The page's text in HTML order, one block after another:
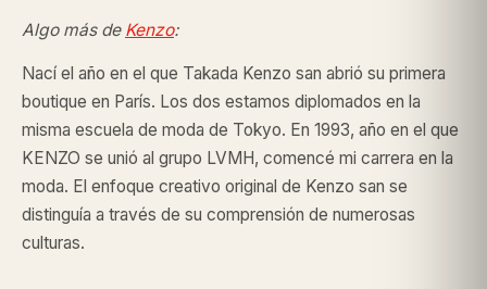
Algo más de Kenzo:
Nací el año en el que Takada Kenzo san abrió su primera
boutique en París. Los dos estamos diplomados en la
misma escuela de moda de Tokyo. En 1993, año en el que
KENZO se unió al grupo LVMH, comencé mi carrera en la
moda. El enfoque creativo original de Kenzo san se
distinguía a través de su comprensión de numerosas
culturas.